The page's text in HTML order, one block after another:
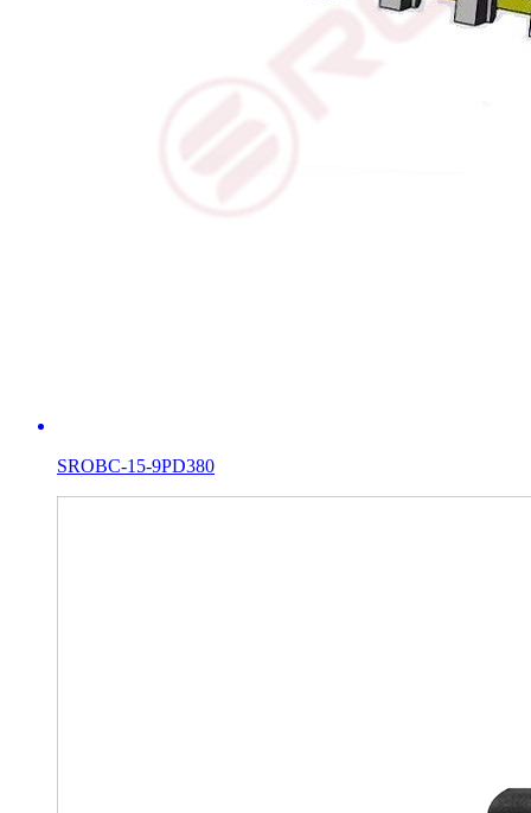
SROBC-15-9PD380